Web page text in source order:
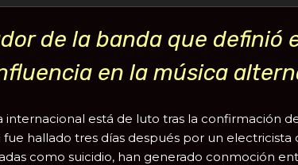
de la banda que
en la música
internacional está de luto tras la confirmación
hallado tres días después por un
como suicidio, han generado conmoción